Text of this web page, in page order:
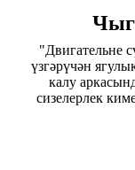
"Двигательне
үзгәрүчән
калу
сизелерлек